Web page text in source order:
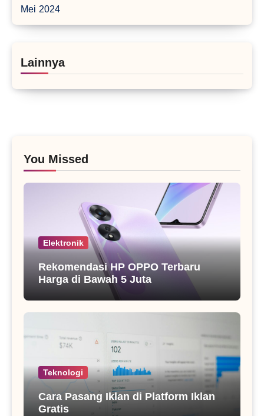
Mei 2024
Lainnya
You Missed
Elektronik
Rekomendasi HP OPPO Terbaru
Harga di Bawah 5 Juta
Teknologi
Cara Pasang Iklan di Platform Iklan
Gratis